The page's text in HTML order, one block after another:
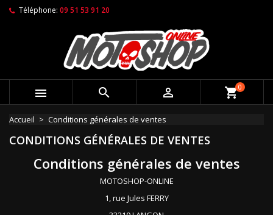
Téléphone: 09 51 53 91 20
   shopping_cart0
Accueil Conditions générales de ventes
CONDITIONS GÉNÉRALES DE VENTES
Conditions générales de ventes
MOTOSHOP-ONLINE
1, rue Jules FERRY